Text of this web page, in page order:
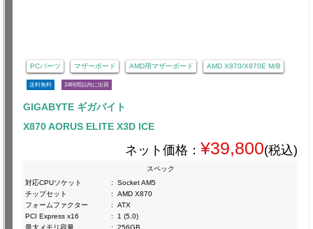
PCパーツ マザーボード AMD用マザーボード AMD X870/X870E M/B
送料無料 24時間以内に出荷
GIGABYTE ギガバイト
X870 AORUS ELITE X3D ICE
ネット価格： ¥39,800(税込)
スペック
対応CPUソケット
:
Socket AM5
チップセット
:
AMD X870
フォームファクター
:
ATX
PCI Express x16
:
1 (5.0)
最大メモリ容量
: 256GB